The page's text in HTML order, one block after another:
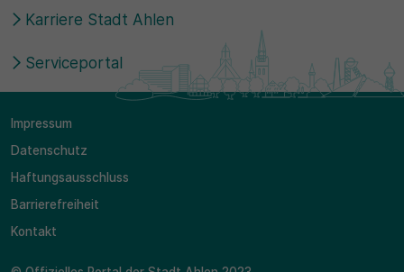
Karriere Stadt Ahlen
Serviceportal
Impressum
Datenschutz
Haftungsausschluss
Barrierefreiheit
Kontakt